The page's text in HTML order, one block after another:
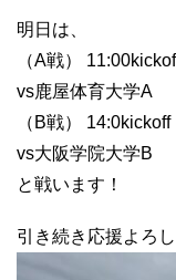
明日は、
（A戦）
vs鹿屋体育大学A
（B戦） 14:0kickoff
vs大阪学院大学B
と戦います！
引き続き応援よろ